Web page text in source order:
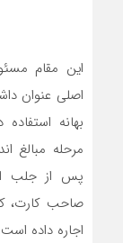
این مقام
اصلی عنوان
بهانه
مرحله مبالغ
پس از جلب
صاحب کارت،
اجاره داده